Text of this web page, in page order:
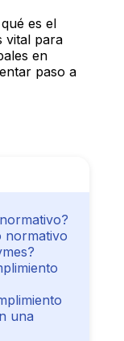
es el
vital para
en
paso a
normativo
una